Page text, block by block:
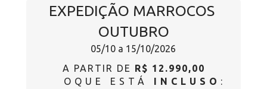
EXPEDIÇÃO MARROCOS
OUTUBRO
05/10 a 15/10/2026
A PARTIR DE R$ 12.990,00
OQUE ESTÁ INCLUSO :